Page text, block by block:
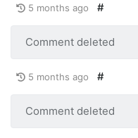
5 months ago #
Comment deleted
5 months ago #
Comment deleted